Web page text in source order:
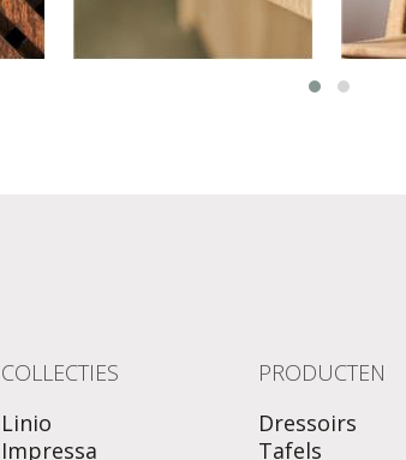
COLLECTIES
Linio
Impressa
PRODUCTEN
Dressoirs
Tafels